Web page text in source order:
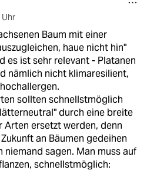
Uhr
Baum mit einer
haue nicht hin"
es ist sehr relevant - Platanen
nämlich nicht klimaresilient,
sollten schnellstmöglich
durch eine breite
Arten ersetzt werden, denn
an Bäumen gedeihen
niemand sagen. Man muss auf
schnellstmöglich: